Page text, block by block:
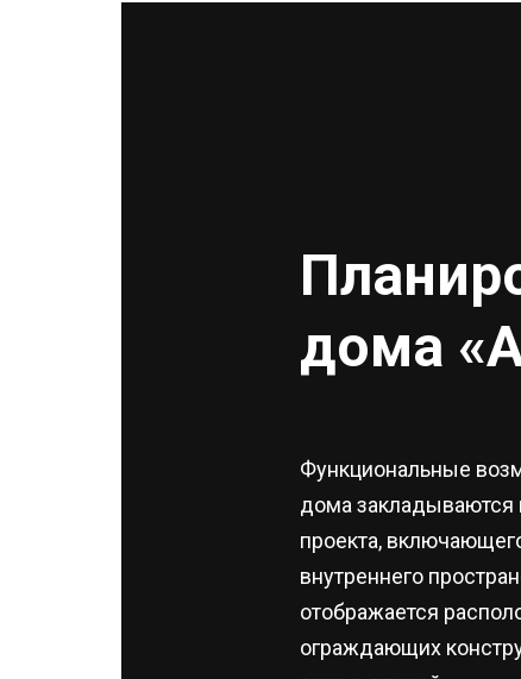
дома
Функциональные
дома закладываются
проекта,
внутреннего
отображается
ограждающих